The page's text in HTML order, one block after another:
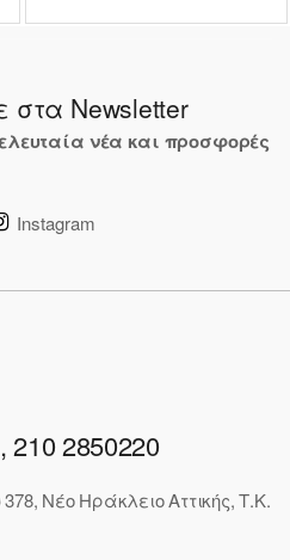
στα Newsletter
νέα και προσφορές
Instagram
210 2850220
Νέο Ηράκλειο Αττικής, Τ.Κ.